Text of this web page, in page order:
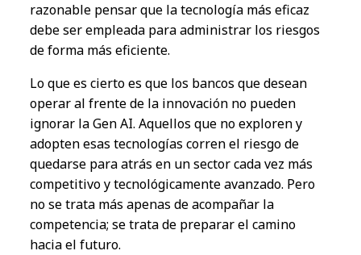
razonable pensar que la tecnología máseficaz
debe ser empleada paraadministrar los riesgos
de forma más eficiente.
Loquees ciertoes que los bancos que desean
operaral frente de la innovación no pueden
ignorar la Gen AI. Aquellos que no exploreny
adoptenesas tecnologías correnel riesgo de
quedarse paraatrás en unsector cada vez más
competitivoytecnológicamente avanzado. Pero
no se trata más apenas de acompañar la
competencia;setrata de preparar el camino
hacia el futuro.